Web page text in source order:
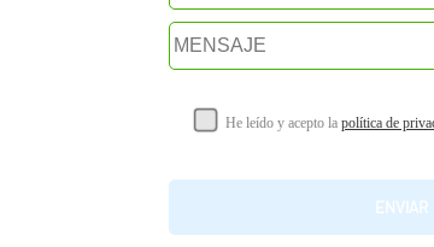
He leído y acepto la política de